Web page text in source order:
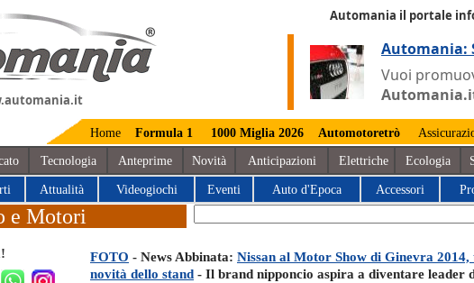
Automania il portale
Automania:
Vuoi
Home Formula 1 1000 Miglia 2026 Automotoretrò
Tecnologia Anteprime Novità Anticipazioni Elettriche Ecologia
Attualità Videogiochi Eventi Auto d'Epoca Accessori
e Motori
FOTO - News Abbinata: Nissan al Motor Show di Ginevra 2014,
novità dello stand - Il brand nipponcio aspira a diventare leader